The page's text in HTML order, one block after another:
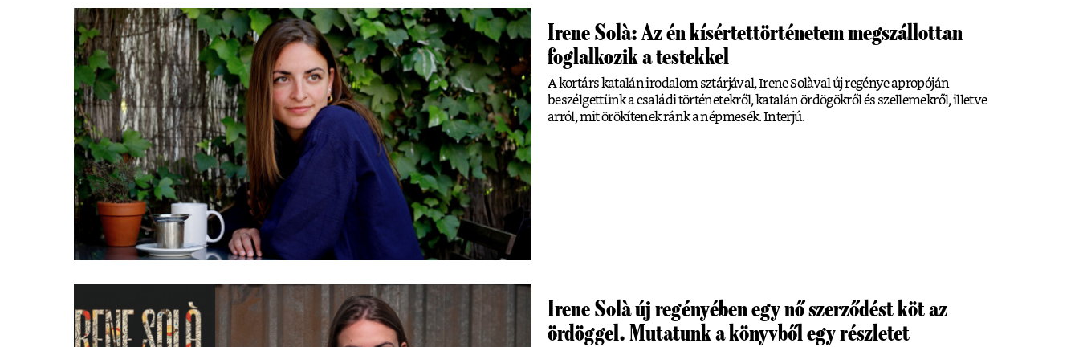
Irene Solà: Az én kísértettörténetem megszállottan
foglalkozik a testekkel
A kortárs katalán irodalom sztárjával, Irene Solàval új regénye apropóján
beszélgettünk a családi történetekről, katalán ördögökről és szellemekről, illetve
arról, mit örökítenek ránk a népmesék. Interjú.
Irene Solà új regényében egy nő szerződést köt az
ördöggel. Mutatunk a könyvből egy részletet